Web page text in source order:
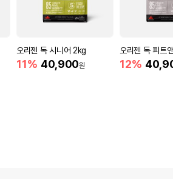
오리젠 독 시니어 2kg
11% 40,900원
오리젠 독 피트
12%